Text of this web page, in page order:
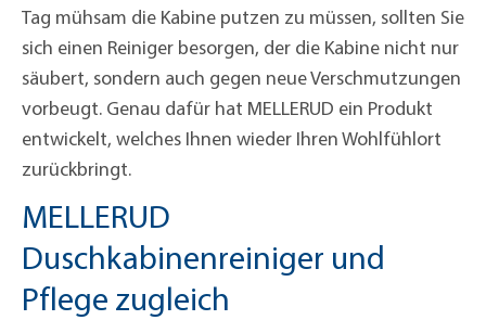
Tag mühsam die Kabine putzen zu müssen, sollten Sie
sich einen Reiniger besorgen, der die Kabine nicht nur
säubert, sondern auch gegen neue Verschmutzungen
vorbeugt. Genau dafür hat MELLERUD ein Produkt
entwickelt, welches Ihnen wieder Ihren Wohlfühlort
zurückbringt.
MELLERUD
Duschkabinenreiniger und
Pflege zugleich